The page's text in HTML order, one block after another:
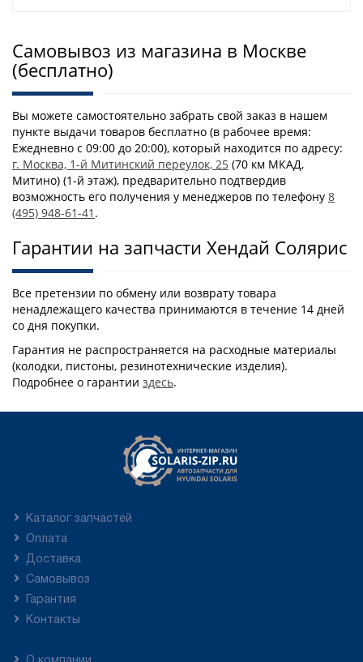
Самовывоз из магазина в Москве
(бесплатно)
Вы можете самостоятельно забрать свой заказ в нашем
пункте выдачи товаров бесплатно (в рабочее время:
Ежедневно с 09:00 до 20:00), который находится по адресу:
г. Москва, 1-й Митинский переулок, 25 (70 км МКАД,
Митино) (1-й этаж), предварительно подтвердив
возможность его получения у менеджеров по телефону 8
(495) 948-61-41 .
Гарантии на запчасти Хендай Солярис
Все претензии по обмену или возврату товара
ненадлежащего качества принимаются в течение 14 дней
со дня покупки.
Гарантия не распространяется на расходные материалы
(колодки, пистоны, резинотехнические изделия).
Подробнее о гарантии здесь.
Каталог запчастей
Оплата
Доставка
Самовывоз
Гарантия
Контакты
О компании